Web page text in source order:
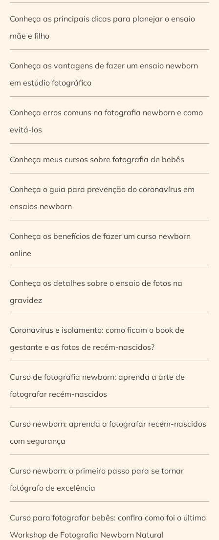
Conheça as principais dicas para planejar o ensaio
mãe e filho
Conheça as vantagens de fazer um ensaio newborn
em estúdio fotográfico
Conheça erros comuns na fotografia newborn e como
evitá-los
Conheça meus cursos sobre fotografia de bebês
Conheça o guia para prevenção do coronavírus em
ensaios newborn
Conheça os benefícios de fazer um curso newborn
online
Conheça os detalhes sobre o ensaio de fotos na
gravidez
Coronavírus e isolamento: como ficam o book de
gestante e as fotos de recém-nascidos?
Curso de fotografia newborn: aprenda a arte de
fotografar recém-nascidos
Curso newborn: aprenda a fotografar recém-nascidos
com segurança
Curso newborn: o primeiro passo para se tornar
fotógrafo de excelência
Curso para fotografar bebês: confira como foi o último
Workshop de Fotografia Newborn Natural